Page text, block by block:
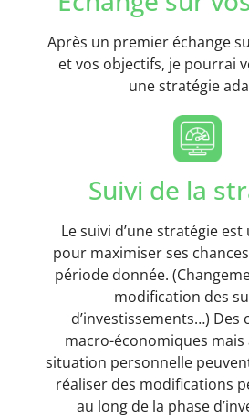
Après un premier échange
et vos objectifs, je pourrai
une stratégie
Suivi de la
Le suivi d’une stratégie
pour maximiser ses
période donnée.
modification des
d’investissements…) Des
macro-économiques mais
situation personnelle
réaliser des modifications
au long de la phase